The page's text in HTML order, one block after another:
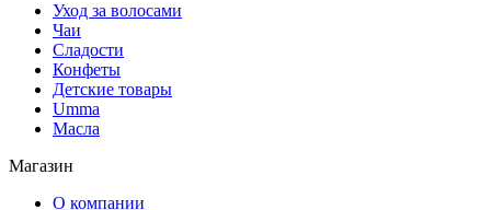
Уход за волосами
Чаи
Сладости
Конфеты
Детские товары
Umma
Масла
Магазин
О компании